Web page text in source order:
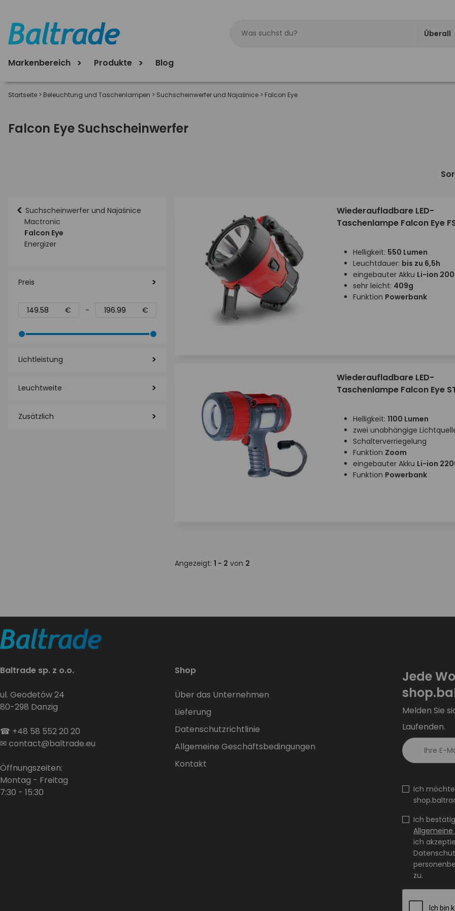
Überall
Produkte
Markenbereich Blog
Startseite > Beleuchtung und Taschenlampen > Suchscheinwerfer und Najaśnice > Falcon Eye
Falcon Eye Suchscheinwerfer
< Suchscheinwerfer und Najaśnice
Mactronic
Falcon Eye
Energizer
Preis
€ - €
Lichtleistung
Leuchtweite
Zusätzlich
Wiederaufladbare LED-
Taschenlampe Falcon Eye
Helligkeit: 550 Lumen
Leuchtdauer: bis zu 6,5h
eingebauter Akku Li-ion
sehr leicht: 409g
Funktion Powerbank
Wiederaufladbare LED-
Taschenlampe Falcon Eye
Helligkeit: 1100 Lumen
zwei unabhängige
Schalterverriegelung
Funktion Zoom
eingebauter Akku Li-ion
Funktion Powerbank
Angezeigt: 1 - 2 von 2
Baltrade sp. z o.o.
ul. Geodetów 24
80-298 Danzig
☎ +48 58 552 20 20
✉contact@baltrade.eu
Öffnungszeiten:
Montag - Freitag
7:30 - 15:30
Shop
Über das Unternehmen
Lieferung
Datenschutzrichtlinie
Allgemeine Geschäftsbedingungen
Kontakt
Jede
Melden Sie
Laufenden.
Ich
Ich
Allgemeine
ich
zu.